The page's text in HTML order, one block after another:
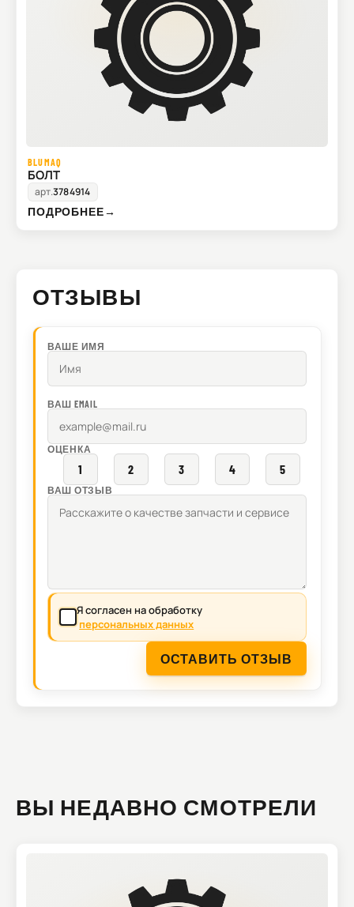
BLUMAQ
БОЛТ
арт.3784914
ПОДРОБНЕЕ→
ОТЗЫВЫ
ВАШЕ ИМЯ
ВАШ EMAIL
ОЦЕНКА
1 2 3 4 5
ВАШ ОТЗЫВ
Я согласен на обработку
персональных данных
ОСТАВИТЬ ОТЗЫВ
ВЫ НЕДАВНО СМОТРЕЛИ